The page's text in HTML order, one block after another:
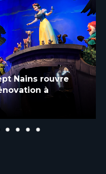
Nains rouvre
à